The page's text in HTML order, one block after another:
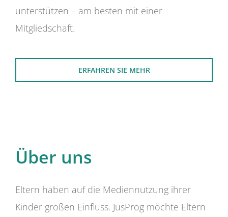
unterstützen – am besten mit einer
Mitgliedschaft.
ERFAHREN SIE MEHR
Über uns
Eltern haben auf die Mediennutzung ihrer
Kinder großen Einfluss. JusProg möchte Eltern